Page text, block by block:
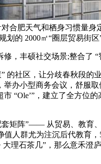
合肥天气和栖身习惯量
的 2000㎡“圈层贸易街区”
丰硕社交场景;整合了 “
社区，让分歧春秋段的
办小型商务会议，舒服
“Ole’”，建立了全方位
阵”—— 从贸易、教育、
人群尤为注沉后代教育
理石茶几”，那么意禾澄